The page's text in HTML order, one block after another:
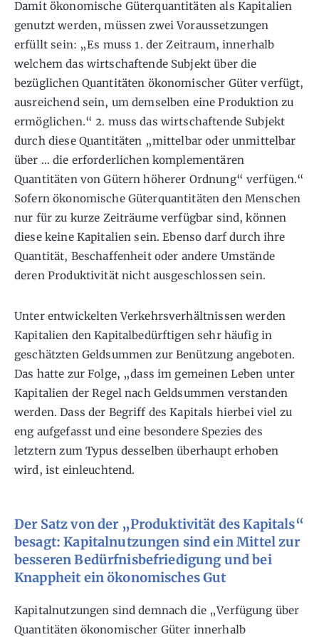
Damit ökonomische Güterquantitäten als Kapitalien
genutzt werden, müssen zwei Voraussetzungen
erfüllt sein: „Es muss 1. der Zeitraum, innerhalb
welchem das wirtschaftende Subjekt über die
bezüglichen Quantitäten ökonomischer Güter verfügt,
ausreichend sein, um demselben eine Produktion zu
ermöglichen.“ 2. muss das wirtschaftende Subjekt
durch diese Quantitäten „mittelbar oder unmittelbar
über … die erforderlichen komplementären
Quantitäten von Gütern höherer Ordnung“ verfügen.“
Sofern ökonomische Güterquantitäten den Menschen
nur für zu kurze Zeiträume verfügbar sind, können
diese keine Kapitalien sein. Ebenso darf durch ihre
Quantität, Beschaffenheit oder andere Umstände
deren Produktivität nicht ausgeschlossen sein.
Unter entwickelten Verkehrsverhältnissen werden
Kapitalien den Kapitalbedürftigen sehr häufig in
geschätzten Geldsummen zur Benützung angeboten.
Das hatte zur Folge, „dass im gemeinen Leben unter
Kapitalien der Regel nach Geldsummen verstanden
werden. Dass der Begriff des Kapitals hierbei viel zu
eng aufgefasst und eine besondere Spezies des
letztern zum Typus desselben überhaupt erhoben
wird, ist einleuchtend.
Der Satz von der „Produktivität des Kapitals“
besagt: Kapitalnutzungen sind ein Mittel zur
besseren Bedürfnisbefriedigung und bei
Knappheit ein ökonomisches Gut
Kapitalnutzungen sind demnach die „Verfügung über
Quantitäten ökonomischer Güter innerhalb